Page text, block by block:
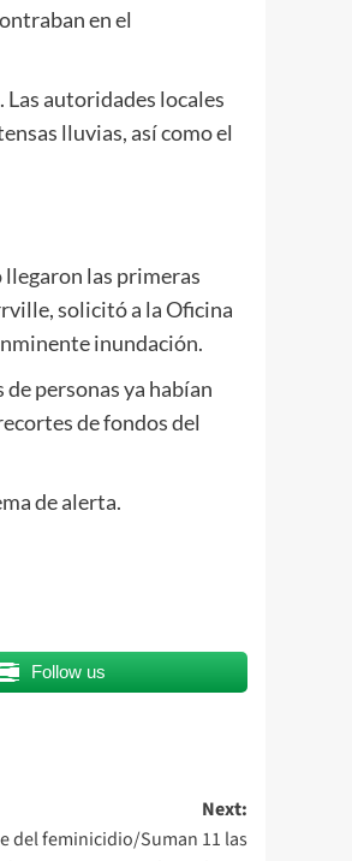
en el
Las autoridades locales
lluvias, así como el
llegaron las primeras
solicitó a la Oficina
inundación.
personas ya habían
de fondos del
de alerta.
Follow us
Next:
del feminicidio/Suman 11 las